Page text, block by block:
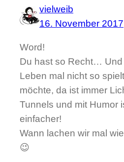
vielweib
16. November 2017
Word!
Du hast so Recht…
Leben mal nicht so
möchte, da ist immer
Tunnels und mit Humor
einfacher!
Wann lachen wir mal
😉